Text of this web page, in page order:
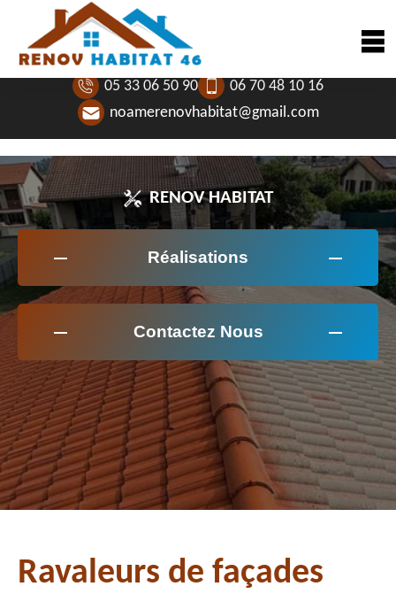
05 33 06 50 90
06 70 48 10 16
noamerenovhabitat@gmail.com
RENOV HABITAT
Réalisations
Contactez Nous
Ravaleurs de façades